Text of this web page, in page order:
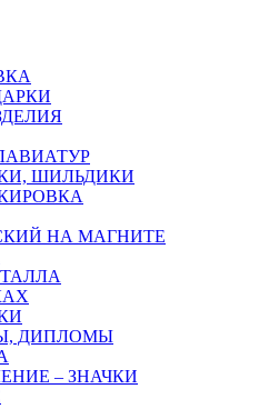
ШИЛЬДИКИ
НА МАГНИТЕ
ДИПЛОМЫ
– ЗНАЧКИ